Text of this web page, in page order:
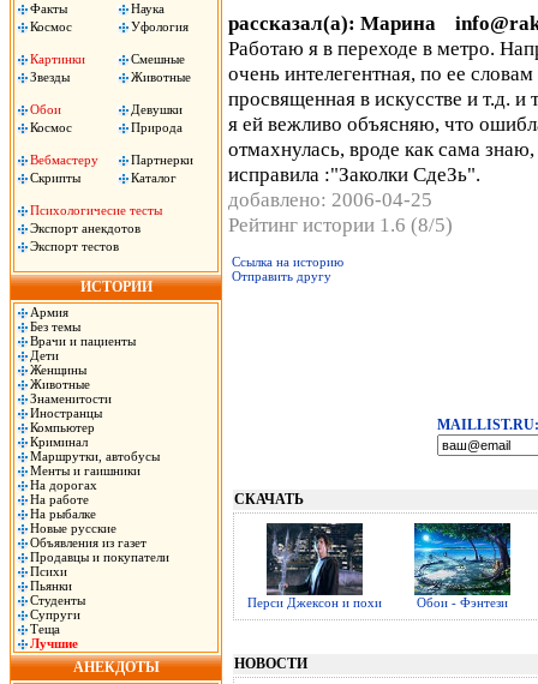
Факты
Наука
Космос
Уфология
Картинки
Смешные
Звезды
Животные
Обои
Девушки
Космос
Природа
Вебмастеру
Партнерки
Скрипты
Каталог
Психологичесие тесты
Экспорт анекдотов
Экспорт тестов
ИСТОРИИ
Армия
Без темы
Врачи и пациенты
Дети
Женщины
Животные
Знаменитости
Иностранцы
Компьютер
Криминал
Маршрутки, автобусы
Менты и гаишники
На дорогах
На работе
На рыбалке
Новые русские
Объявления из газет
Продавцы и покупатели
Психи
Пьянки
Студенты
Супруги
Теща
Лучшие
АНЕКДОТЫ
рассказал(а): Марина
Работаю я в переходе в метро.
очень интелегентная, по ее
просвященная в искусстве и т.д. и
я ей вежливо объясняю, что
отмахнулась, вроде как сама
исправила :"Заколки СдеЗь".
добавлено: 2006-04-25
Рейтинг истории 1.6 (8/5)
Ссылка на историю
Отправить другу
MAILLIST.RU:
СКАЧАТЬ
Перси Джексон и похи Обои - Фэнтези
НОВОСТИ